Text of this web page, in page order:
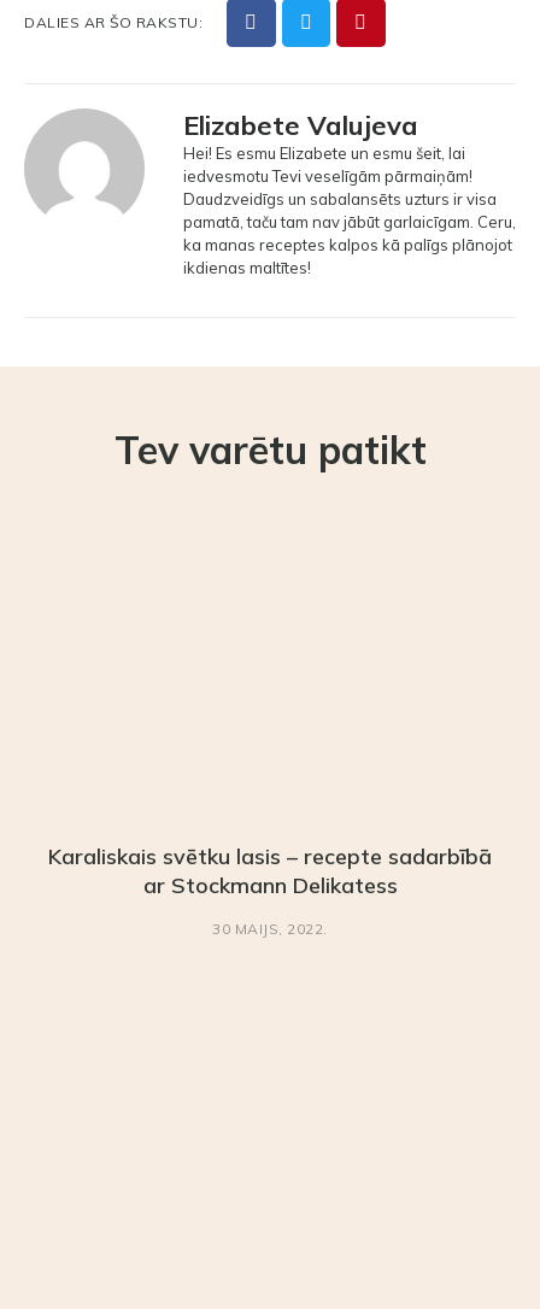
DALIES AR ŠO RAKSTU:
Elizabete Valujeva
Hei! Es esmu Elizabete un esmu šeit, lai
iedvesmotu Tevi veselīgām pārmaiņām!
Daudzveidīgs un sabalansēts uzturs ir visa
pamatā, taču tam nav jābūt garlaicīgam. Ceru,
ka manas receptes kalpos kā palīgs plānojot
ikdienas maltītes!
Tev varētu patikt
Karaliskais svētku lasis – recepte sadarbībā
ar Stockmann Delikatess
30 MAIJS, 2022.